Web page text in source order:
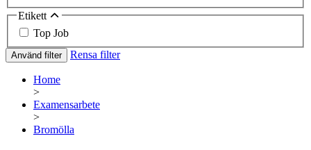
Etikett
Top Job
Använd filter Rensa filter
Home
>
Examensarbete
>
Bromölla